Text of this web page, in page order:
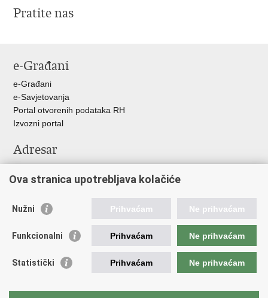
Pratite nas
e-Građani
e-Građani
e-Savjetovanja
Portal otvorenih podataka RH
Izvozni portal
Adresar
Adresar tijela javne vlasti
Korisne poveznice
Vlada RH
Predsjednik RH
Pravobraniteljica za ravnopravnost spolova
Ova stranica upotrebljava kolačiće
Nužni Prihvaćam Ne prihvaćam
Funkcionalni Prihvaćam Ne prihvaćam
Statistički Prihvaćam Ne prihvaćam